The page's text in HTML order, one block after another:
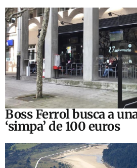
Boss Ferrol busca a
‘simpa’ de 100 euros